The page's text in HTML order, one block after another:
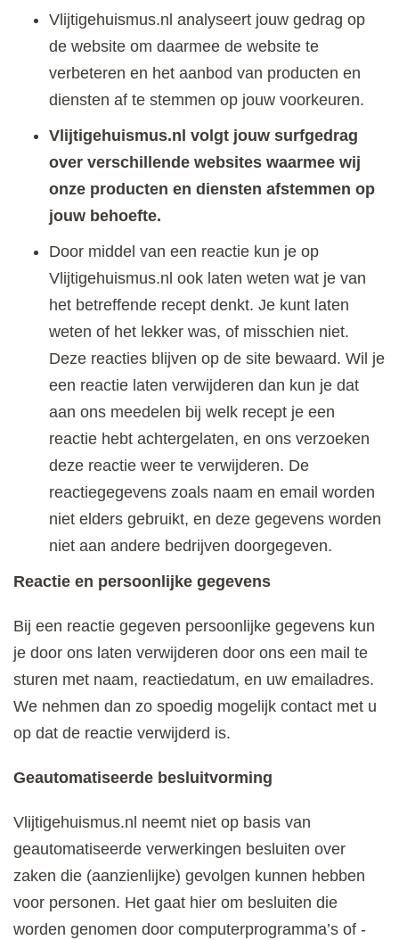
Vlijtigehuismus.nl analyseert jouw gedrag op
de website om daarmee de website te
verbeteren en het aanbod van producten en
diensten af te stemmen op jouw voorkeuren.
Vlijtigehuismus.nl volgt jouw surfgedrag
over verschillende websites waarmee wij
onze producten en diensten afstemmen op
jouw behoefte.
Door middel van een reactie kun je op
Vlijtigehuismus.nl ook laten weten wat je van
het betreffende recept denkt. Je kunt laten
weten of het lekker was, of misschien niet.
Deze reacties blijven op de site bewaard. Wil je
een reactie laten verwijderen dan kun je dat
aan ons meedelen bij welk recept je een
reactie hebt achtergelaten, en ons verzoeken
deze reactie weer te verwijderen. De
reactiegegevens zoals naam en email worden
niet elders gebruikt, en deze gegevens worden
niet aan andere bedrijven doorgegeven.
Reactie en persoonlijke gegevens
Bij een reactie gegeven persoonlijke gegevens kun
je door ons laten verwijderen door ons een mail te
sturen met naam, reactiedatum, en uw emailadres.
We nehmen dan zo spoedig mogelijk contact met u
op dat de reactie verwijderd is.
Geautomatiseerde besluitvorming
Vlijtigehuismus.nl neemt niet op basis van
geautomatiseerde verwerkingen besluiten over
zaken die (aanzienlijke) gevolgen kunnen hebben
voor personen. Het gaat hier om besluiten die
worden genomen door computerprogramma’s of -